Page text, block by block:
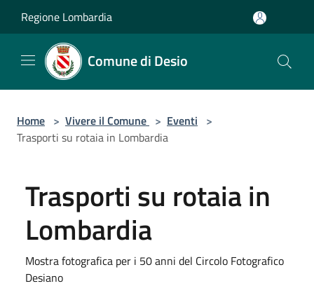
Regione Lombardia
Comune di Desio
Home > Vivere il Comune > Eventi >
Trasporti su rotaia in Lombardia
Trasporti su rotaia in
Lombardia
Mostra fotografica per i 50 anni del Circolo Fotografico
Desiano